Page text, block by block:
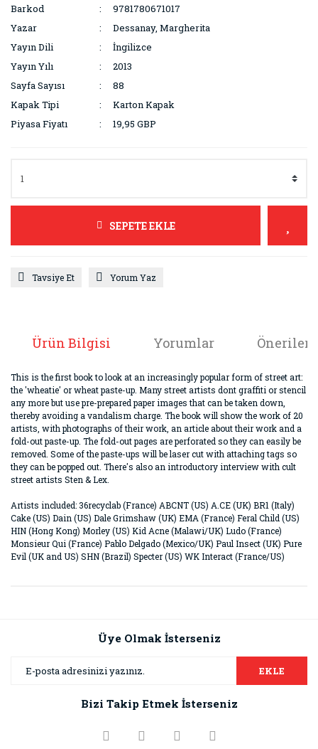
Barkod
9781780671017
Yazar
Dessanay, Margherita
Yayın Dili
İngilizce
Yayın Yılı
2013
Sayfa Sayısı
88
Kapak Tipi
Karton Kapak
Piyasa Fiyatı
19,95 GBP
SEPETE EKLE
Tavsiye Et Yorum Yaz
Ürün Bilgisi Yorumlar
This is the first book to look at an increasingly popular form of street art:
the 'wheatie' or wheat paste-up. Many street artists dont graffiti or stencil
any more but use pre-prepared paper images that can be taken down,
thereby avoiding a vandalism charge. The book will show the work of 20
artists, with photographs of their work, an article about their work and a
fold-out paste-up. The fold-out pages are perforated so they can easily be
removed. Some of the paste-ups will be laser cut with attaching tags so
they can be popped out. There's also an introductory interview with cult
street artists Sten & Lex.
Artists included: 36recyclab (France) ABCNT (US) A.CE (UK) BR1 (Italy)
Cake (US) Dain (US) Dale Grimshaw (UK) EMA (France) Feral Child (US)
HIN (Hong Kong) Morley (US) Kid Acne (Malawi/UK) Ludo (France)
Monsieur Qui (France) Pablo Delgado (Mexico/UK) Paul Insect (UK) Pure
Evil (UK and US) SHN (Brazil) Specter (US) WK Interact (France/US)
Görüş ve önerileriniz için teşekkür ederiz.
Ürün resmi kalitesiz, bozuk veya görüntülenemiyor.
Ürün bilgilerinde hatalar bulunuyor.
Üye Olmak İsterseniz
EKLE
Bizi Takip Etmek İsterseniz